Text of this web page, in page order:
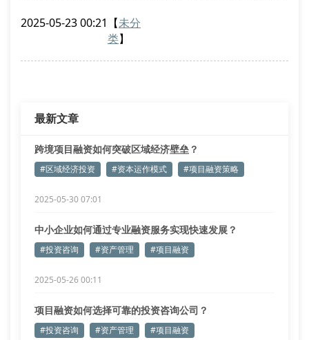
配置了财务分析师+市场研究员组合，这正是专业投资
项目融资中的隐形关卡
我们调研发现，
2025-05-23 00:21 【未分
类】
最新文章
跨境项目融资如何突破区域经济壁垒？
#区域经济投资 #资本运作模式 #项目融资策略
2025-05-30 07:01
中小企业如何通过专业融资服务实现快速发展？
#投资咨询 #资产管理 #项目融资
2025-05-26 00:11
项目融资如何选择可靠的投资咨询公司？
#投资咨询 #资产管理 #项目融资